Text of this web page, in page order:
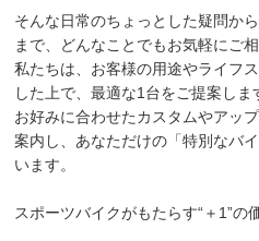
そんな日常のちょっとした疑問か
まで、どんなことでもお気軽にご相
私たちは、お客様の用途やライフ
した上で、最適な1台をご提案しま
お好みに合わせたカスタムやアッ
案内し、あなただけの「特別なバ
います。
スポーツバイクがもたらす“＋1”の